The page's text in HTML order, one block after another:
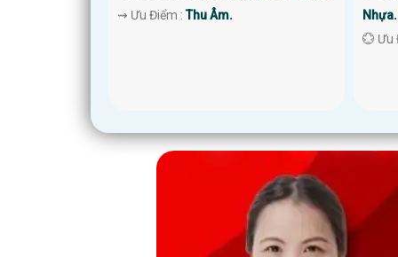
️⇝ Ưu Điểm :Thu Âm.
Nhựa.
️💮 Ưu